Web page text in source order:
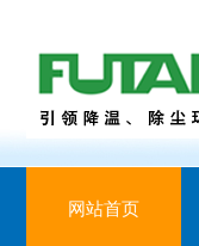
网站首页